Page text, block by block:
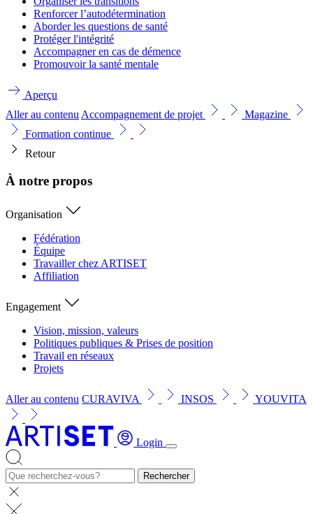
Renforcer l’autodétermination
Aborder les questions de santé
Protéger l'intégrité
Accompagner en cas de démence
Promouvoir la santé mentale
Aperçu
Aller au contenu Accompagnement de projet
Magazine
Formation continue
Retour
À notre propos
Organisation
Fédération
Équipe
Travailler chez ARTISET
Affiliation
Engagement
Vision, mission, valeurs
Politiques publiques & Prises de position
Travail en réseaux
Projets
Aller au contenu CURAVIVA INSOS YOUVITA
Login
Rechercher